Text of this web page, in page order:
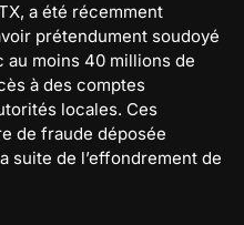
a été récemment
prétendument soudoyé
moins 40 millions de
à des comptes
locales. Ces
de fraude déposée
suite de l’effondrement de